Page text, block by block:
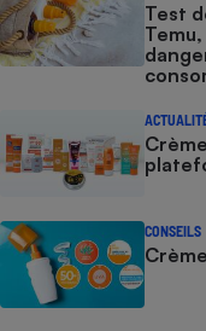
Test
CONSEILS